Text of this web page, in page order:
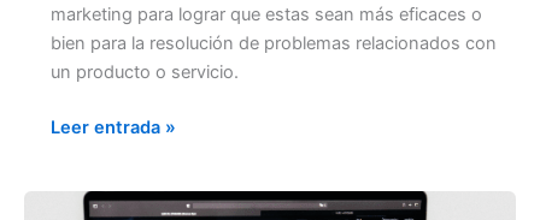
marketing para lograr que estas sean más eficaces o
bien para la resolución de problemas relacionados con
un producto o servicio.
Leer entrada »
TÉCNICAS